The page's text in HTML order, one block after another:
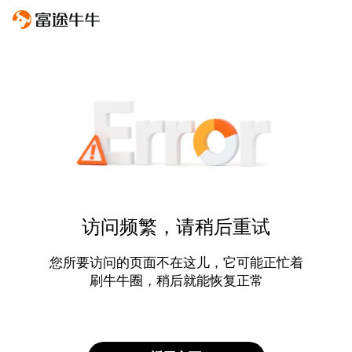
访问频繁，请稍后重试
您所要访问的页面不在这儿，它可能正忙着
刷牛牛圈，稍后就能恢复正常